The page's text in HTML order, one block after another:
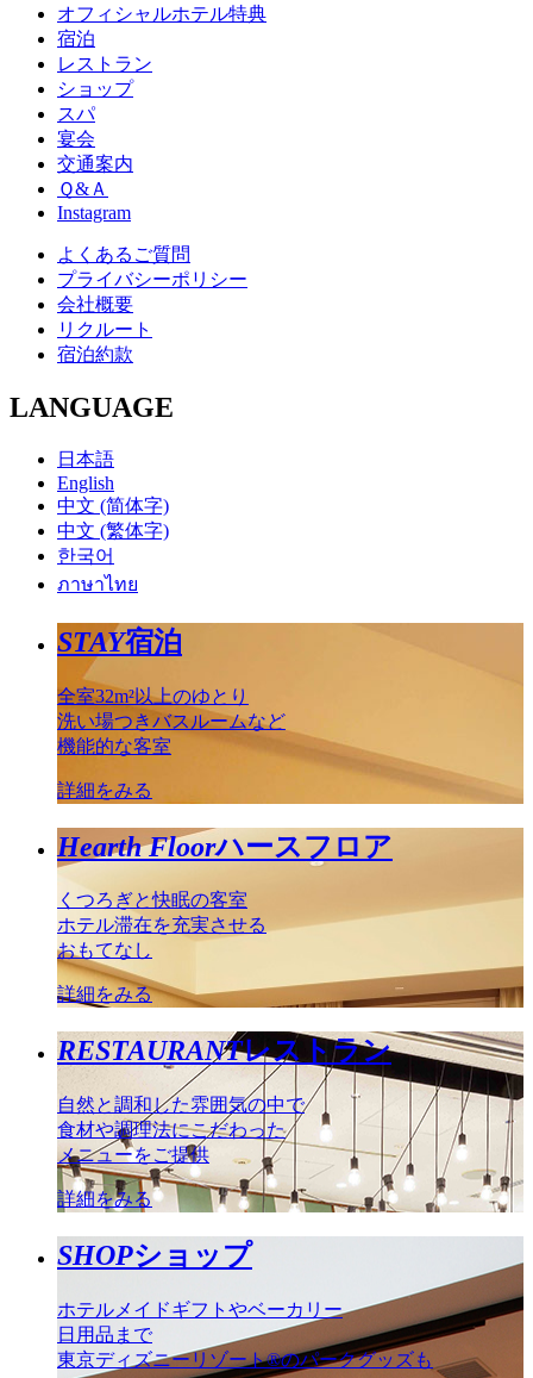
オフィシャルホテル特典
宿泊
レストラン
ショップ
スパ
宴会
交通案内
Ｑ&Ａ
Instagram
よくあるご質問
プライバシーポリシー
会社概要
リクルート
宿泊約款
LANGUAGE
日本語
English
中文 (简体字)
中文 (繁体字)
한국어
ภาษาไทย
STAY宿泊
全室32m²以上のゆとり
洗い場つきバスルームなど
機能的な客室
詳細をみる
Hearth Floorハースフロア
くつろぎと快眠の客室
ホテル滞在を充実させる
おもてなし
詳細をみる
RESTAURANTレストラン
自然と調和した雰囲気の中で
食材や調理法にこだわった
メニューをご提供
詳細をみる
SHOPショップ
ホテルメイドギフトやベーカリー
日用品まで
東京ディズニーリゾート®のパークグッズも